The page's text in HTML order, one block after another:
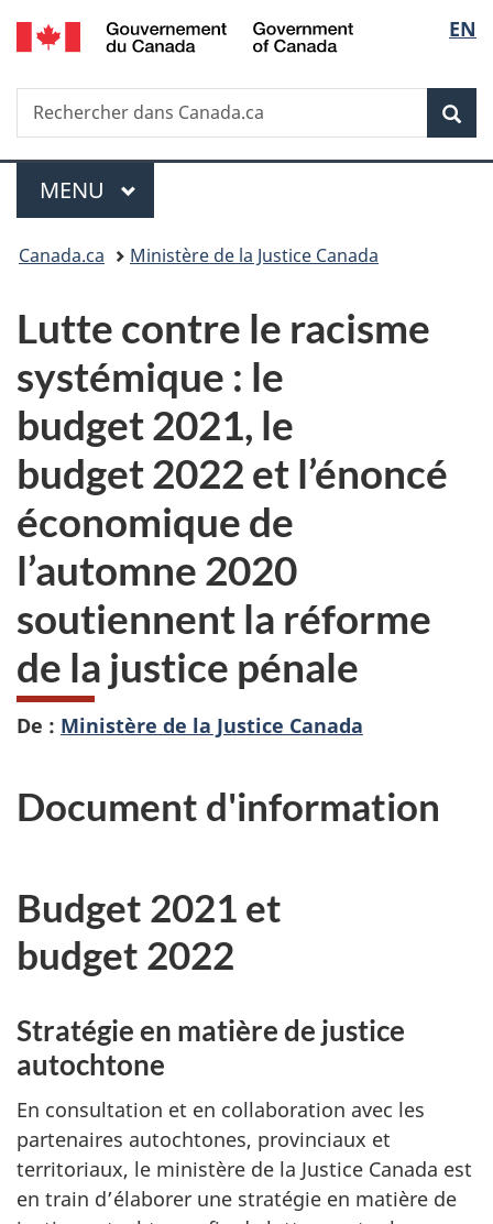
Passer
au
principal
Passer
à
Au
du
Passer
à
version
simplifiée
de
la
EN
Recherche
Rechercher
dans
Menu
MENU PRINCIPAL
Vous
ici :
Canada.ca Ministère de la Justice Canada
Lutte contre le racisme
systémique : le
budget 2021, le
budget 2022 et l’énoncé
économique de
l’automne 2020
soutiennent la réforme
de la justice pénale
De : Ministère de la Justice Canada
Document d'information
Budget 2021 et
budget 2022
Stratégie en matière de justice
autochtone
En consultation et en collaboration avec les
partenaires autochtones, provinciaux et
territoriaux, le ministère de la Justice Canada est
en train d’élaborer une stratégie en matière de